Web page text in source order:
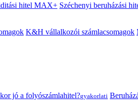
hitel MAX+ Széchenyi beruházási
K&H vállalkozói számlacsomagok
jó a folyószámlahitel?gyakorlati